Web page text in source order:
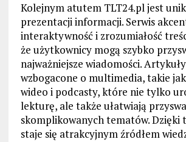
Kolejnym atutem TLT24.pl jest
prezentacji informacji. Serwis
interaktywność i zrozumiałość
że użytkownicy mogą szybko
najważniejsze wiadomości.
wzbogacone o multimedia, takie
wideo i podcasty, które nie tylko
lekturę, ale także ułatwiają
skomplikowanych tematów. Dzięki
staje się atrakcyjnym źródłem